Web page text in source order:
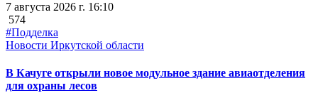
7 августа 2026 г. 16:10
574
#Подделка
Новости Иркутской области
В Качуге открыли новое модульное здание авиаотделения
для охраны лесов